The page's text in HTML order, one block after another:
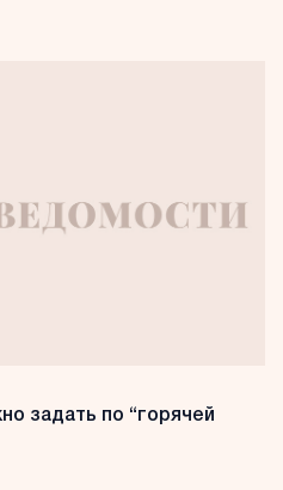
задать по “горячей